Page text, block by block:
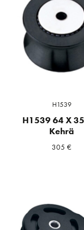
H1539
H1539 64 X
Kehrä
305€